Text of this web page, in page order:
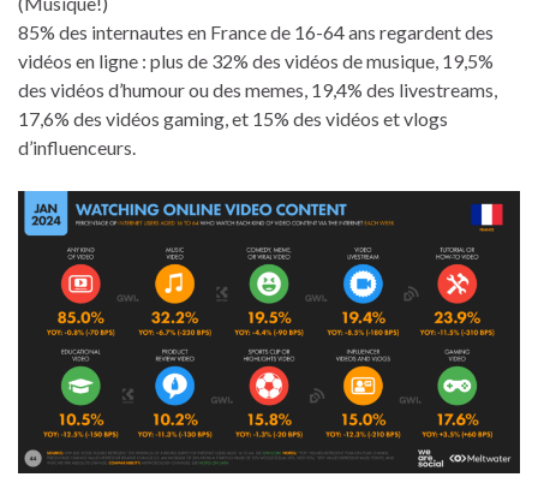
85% des internautes en France de 16-64 ans regardent des
vidéos en ligne : plus de 32% des vidéos de musique, 19,5%
des vidéos d’humour ou des memes, 19,4% des livestreams,
17,6% des vidéos gaming, et 15% des vidéos et vlogs
d’influenceurs.